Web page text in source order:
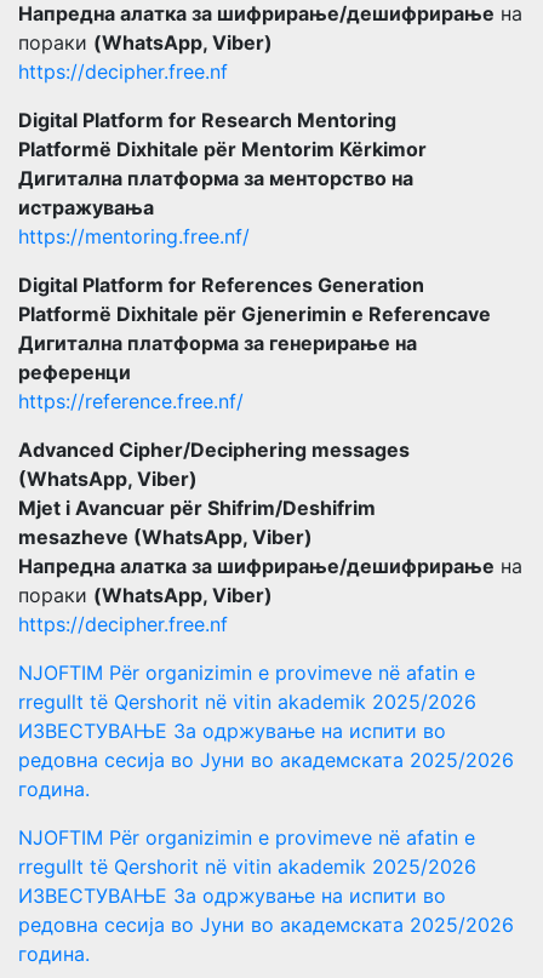
Напредна алатка за шифрирање/дешифрирање на
пораки (WhatsApp, Viber)
https://decipher.free.nf
Digital Platform for Research Mentoring
Platformë Dixhitale për Mentorim Kërkimor
Дигитална платформа за менторство на
истражувања
https://mentoring.free.nf/
Digital Platform for References Generation
Platformë Dixhitale për Gjenerimin e Referencave
Дигитална платформа за генерирање на
референци
https://reference.free.nf/
Advanced Cipher/Deciphering messages
(WhatsApp, Viber)
Mjet i Avancuar për Shifrim/Deshifrim
mesazheve (WhatsApp, Viber)
Напредна алатка за шифрирање/дешифрирање на
пораки (WhatsApp, Viber)
https://decipher.free.nf
NJOFTIM Për organizimin e provimeve në afatin e
rregullt të Qershorit në vitin akademik 2025/2026
ИЗВЕСТУВАЊЕ За одржување на испити во
редовна сесија во Јуни во академската 2025/2026
година.
NJOFTIM Për organizimin e provimeve në afatin e
rregullt të Qershorit në vitin akademik 2025/2026
ИЗВЕСТУВАЊЕ За одржување на испити во
редовна сесија во Јуни во академската 2025/2026
година.